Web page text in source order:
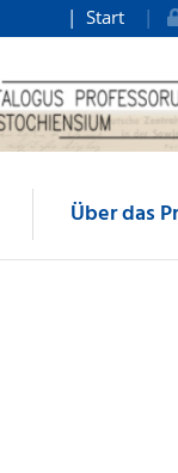
Start
Über das